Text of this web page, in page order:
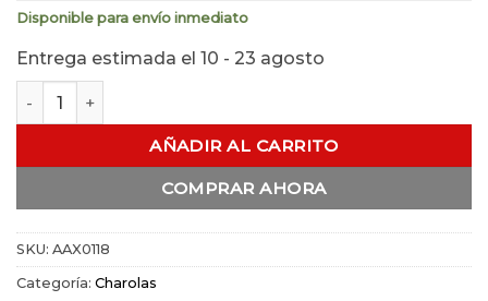
Disponible para envío inmediato
Entrega estimada el 10 - 23 agosto
Charola Zen cantidad
AÑADIR AL CARRITO
COMPRAR AHORA
SKU: AAX0118
Categoría: Charolas